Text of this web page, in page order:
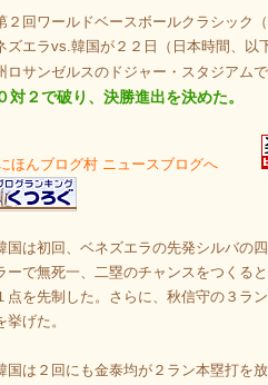
回ワールドベースボールクラシック（
ズエラvs.韓国が２２日（日本時間、以
ロサンゼルスのドジャー・スタジアムで
対２で破り、決勝進出を決めた。
は初回、ベネズエラの先発シルバの
ーで無死一、二塁のチャンスをつくる
点を先制した。さらに、秋信守の３ラ
挙げた。
は２回にも金泰均が２ラン本塁打を